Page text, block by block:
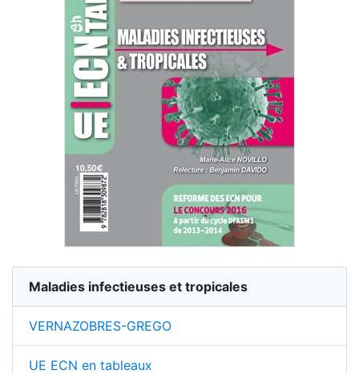
Maladies infectieuses et tropicales
VERNAZOBRES-GREGO
UE ECN en tableaux